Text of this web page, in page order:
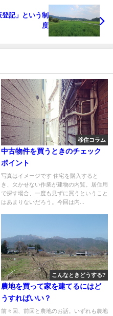
記」という制
度
移住コラム
中古物件を買うときのチェック
ポイント
写真はイメージです 住宅を購入すると
き、欠かせない作業が建物の内覧。居住用
で探す場合、一度も見ずに買うということ
はあまりないだろう。今回は内...
こんなときどうする?
農地を買って家を建てるにはど
うすればいい？
前々回、前回と農地のお話。いずれも農地